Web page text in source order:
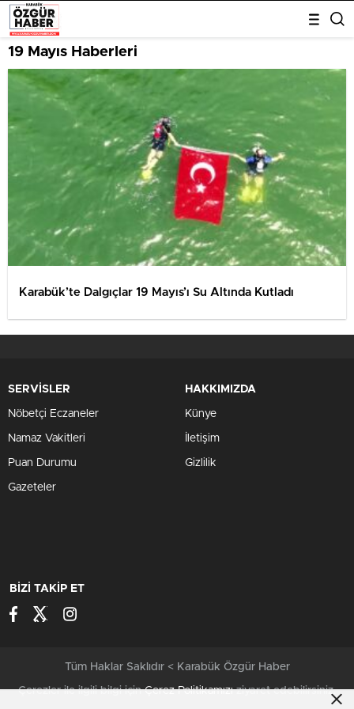
19 Mayıs Haberleri
Karabük’te Dalgıçlar 19 Mayıs’ı Su Altında Kutladı
SERVİSLER
Nöbetçi Eczaneler
Namaz Vakitleri
Puan Durumu
Gazeteler
HAKKIMIZDA
Künye
İletişim
Gizlilik
BİZİ TAKİP ET
Tüm Haklar Saklıdır < Karabük Özgür Haber
Çerezler ile ilgili bilgi içinÇerez Politikamızıziyaret edebilirsiniz.